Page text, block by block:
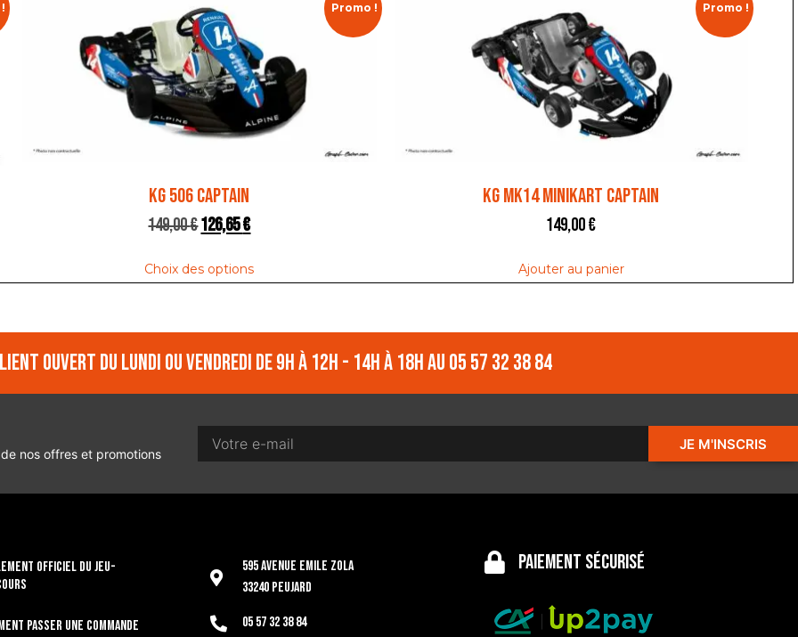
Promo !
KG 506 CAPTAIN
149,00€126,65€
Choix des options
Promo !
KG MK14 MINIKART CAPTAIN
149,00€
Ajouter au panier
ouvert du lundi ou vendredi de 9h à 12h - 14h à 18h au 05 57 32 38 84
nos offres et promotions
JE M'INSCRIS
OFFICIEL DU JEU-
passer une commande
595 Avenue Emile Zola
33240 Peujard
05 57 32 38 84
Paiement sécurisé